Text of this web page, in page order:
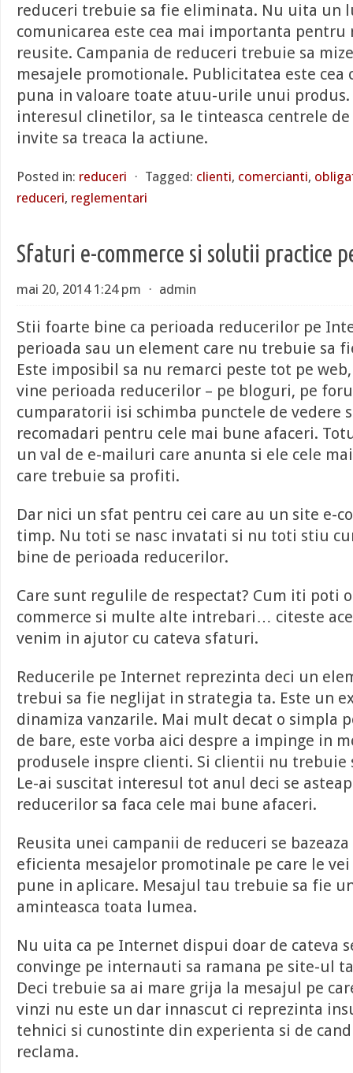
reduceri trebuie sa fie eliminata. Nu uita un
comunicarea este cea mai importanta pentru
reusite. Campania de reduceri trebuie sa
mesajele promotionale. Publicitatea este cea
puna in valoare toate atuu-urile unui produs.
interesul clinetilor, sa le tinteasca centrele
invite sa treaca la actiune.
Posted in: reduceri ⋅ Tagged: clienti, comercianti,
reduceri, reglementari
Sfaturi e-commerce si solutii practice
mai 20, 2014 1:24 pm ⋅ admin
Stii foarte bine ca perioada reducerilor pe
perioada sau un element care nu trebuie sa
Este imposibil sa nu remarci peste tot pe
vine perioada reducerilor – pe bloguri, pe
cumparatorii isi schimba punctele de vedere
recomadari pentru cele mai bune afaceri.
un val de e-mailuri care anunta si ele cele
care trebuie sa profiti.
Dar nici un sfat pentru cei care au un site e-
timp. Nu toti se nasc invatati si nu toti stiu
bine de perioada reducerilor.
Care sunt regulile de respectat? Cum iti poti
commerce si multe alte intrebari… citeste
venim in ajutor cu cateva sfaturi.
Reducerile pe Internet reprezinta deci un
trebui sa fie neglijat in strategia ta. Este un
dinamiza vanzarile. Mai mult decat o simpla
de bare, este vorba aici despre a impinge in
produsele inspre clienti. Si clientii nu trebuie
Le-ai suscitat interesul tot anul deci se
reducerilor sa faca cele mai bune afaceri.
Reusita unei campanii de reduceri se
eficienta mesajelor promotinale pe care le
pune in aplicare. Mesajul tau trebuie sa fie
aminteasca toata lumea.
Nu uita ca pe Internet dispui doar de cateva
convinge pe internauti sa ramana pe site-ul
Deci trebuie sa ai mare grija la mesajul pe
vinzi nu este un dar innascut ci reprezinta
tehnici si cunostinte din experienta si de
reclama.